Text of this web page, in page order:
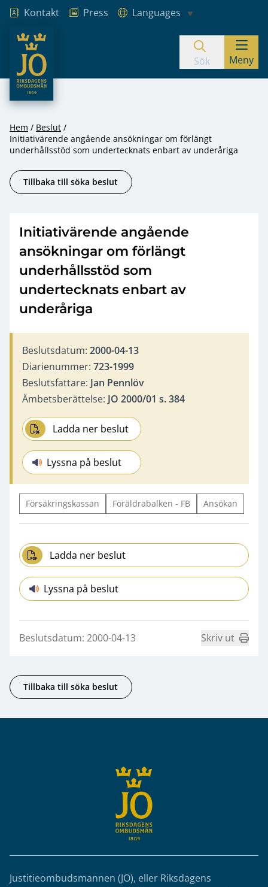
Hoppa till innehåll
Kontakt Press
Languages
JO – Riksdagens Ombudsmän
Sök Meny
Hem
Beslut
Initiativärende angående ansökningar om förlängt
underhållsstöd som undertecknats enbart av underåriga
Tillbaka till söka beslut
Initiativärende angående
ansökningar om förlängt
underhållsstöd som
undertecknats enbart av
underåriga
Beslutsdatum: 2000-04-13
Diarienummer: 723-1999
Beslutsfattare: Jan Pennlöv
Ämbetsberättelse: JO 2000/01 s. 384
Ladda ner beslut
Lyssna på beslut
Försäkringskassan Föräldrabalken - FB Ansökan
Ladda ner beslut
Lyssna på beslut
Beslutsdatum: 2000-04-13 Skriv ut
Tillbaka till söka beslut
Justitieombudsmannen (JO), eller Riksdagens